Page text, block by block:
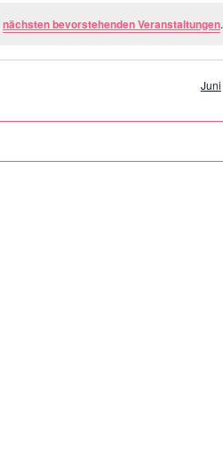
nächsten bevorstehenden Veranstaltungen.
Juni